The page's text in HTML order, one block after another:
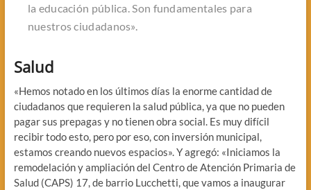
la educación pública. Son fundamentales para
nuestros ciudadanos».
Salud
«Hemos notado en los últimos días la enorme cantidad de
ciudadanos que requieren la salud pública, ya que no pueden
pagar sus prepagas y no tienen obra social. Es muy difícil
recibir todo esto, pero por eso, con inversión municipal,
estamos creando nuevos espacios». Y agregó: «Iniciamos la
remodelación y ampliación del Centro de Atención Primaria de
Salud (CAPS) 17, de barrio Lucchetti, que vamos a inaugurar